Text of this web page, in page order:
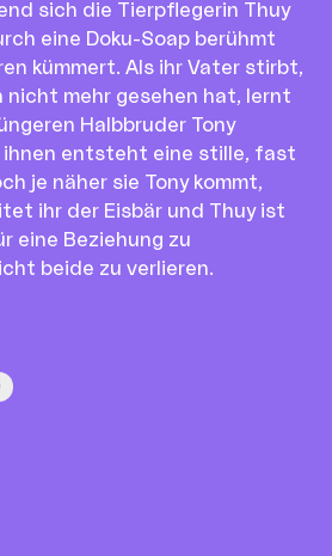
sich die Tierpflegerin Thuy
eine Doku-Soap berühmt
kümmert. Als ihr Vater stirbt,
nicht mehr gesehen hat, lernt
Halbbruder Tony
ihnen entsteht eine stille, fast
je näher sie Tony kommt,
ihr der Eisbär und Thuy ist
eine Beziehung zu
beide zu verlieren.